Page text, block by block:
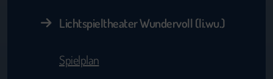
Lichtspieltheater Wundervoll (li.wu.)
Spielplan